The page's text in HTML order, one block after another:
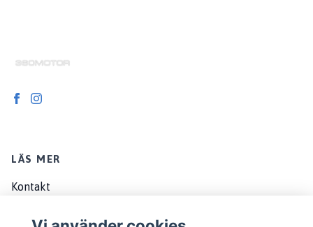
LÄS MER
Kontakt